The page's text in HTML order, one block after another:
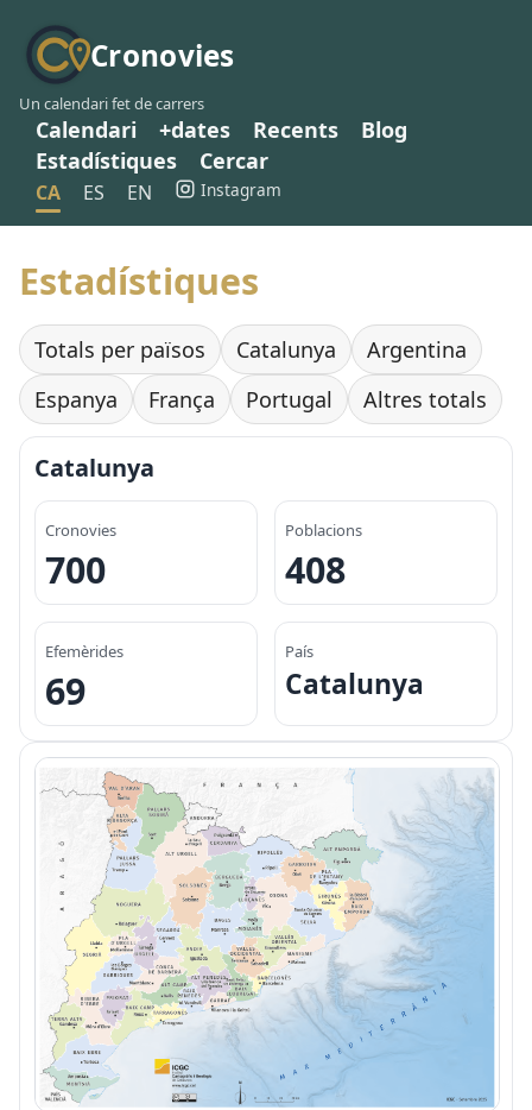
Cronovies
Un calendari fet de carrers
Calendari +dates Recents
Blog
Estadístiques
Cercar
CA ES EN Instagram
Estadístiques
Totals per països Catalunya
Argentina
Espanya
França Portugal Altres totals
Catalunya
Cronovies
700
Poblacions
408
Efemèrides
69
País
Catalunya